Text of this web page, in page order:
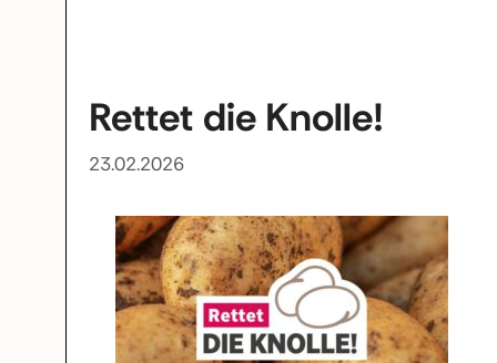
Rettet die Knolle!
23.02.2026